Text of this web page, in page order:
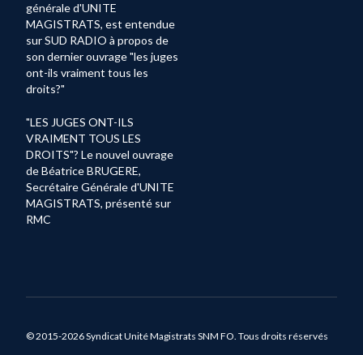
générale d'UNITE
MAGISTRATS, est entendue
sur SUD RADIO à propos de
son dernier ouvrage "les juges
ont-ils vraiment tous les
droits?"
"LES JUGES ONT-ILS
VRAIMENT TOUS LES
DROITS"? Le nouvel ouvrage
de Béatrice BRUGERE,
Secrétaire Générale d'UNITE
MAGISTRATS, présenté sur
RMC
© 2015-2026 Syndicat Unité Magistrats SNM FO. Tous droits réservés